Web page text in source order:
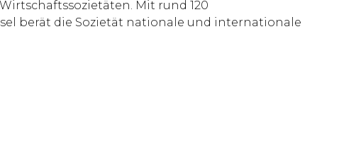
Mit rund 120
berät die Sozietät nationale und internationale